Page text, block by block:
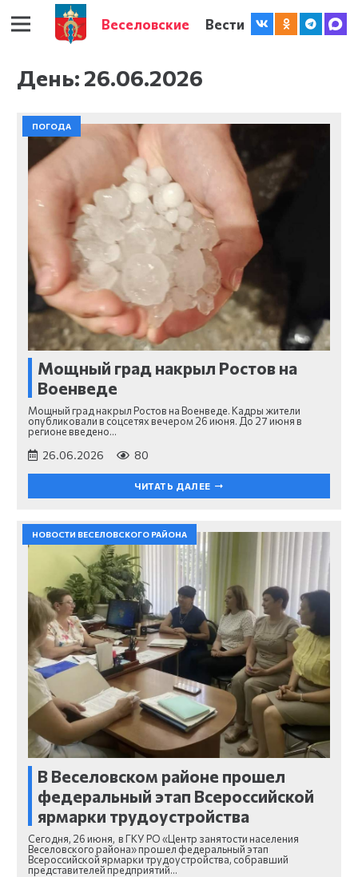
Веселовские Вести
День: 26.06.2026
ПОГОДА
Мощный град накрыл Ростов на
Военведе
Мощный град накрыл Ростов на Военведе. Кадры жители
опубликовали в соцсетях вечером 26 июня. До 27 июня в
регионе введено…
26.06.2026 80
ЧИТАТЬ ДАЛЕЕ
НОВОСТИ ВЕСЕЛОВСКОГО РАЙОНА
В Веселовском районе прошел
федеральный этап Всероссийской
ярмарки трудоустройства
Сегодня, 26 июня, в ГКУ РО «Центр занятости населения
Веселовского района» прошел федеральный этап
Всероссийской ярмарки трудоустройства, собравший
представителей предприятий…